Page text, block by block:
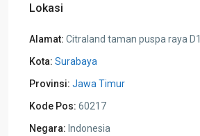
Lokasi
Alamat: Citraland taman puspa raya D1
Kota: Surabaya
Provinsi: Jawa Timur
Kode Pos: 60217
Negara: Indonesia